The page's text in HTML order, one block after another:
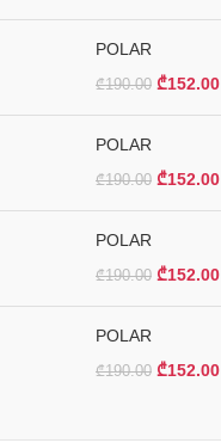
POLAR
₾190.00 ₾152.00
POLAR
₾190.00 ₾152.00
POLAR
₾190.00 ₾152.00
POLAR
₾190.00 ₾152.00